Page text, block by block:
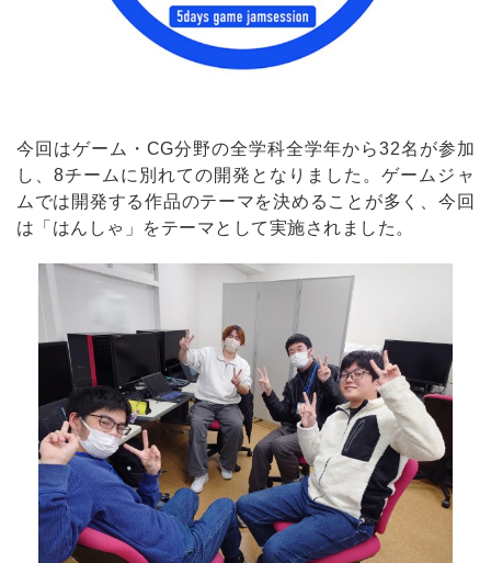
今回はゲーム・CG分野の全学科全学年から32名が参加
し、8チームに別れての開発となりました。ゲームジャ
ムでは開発する作品のテーマを決めることが多く、今回
は「はんしゃ」をテーマとして実施されました。